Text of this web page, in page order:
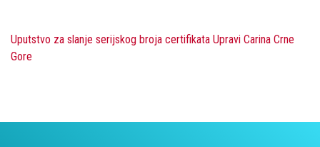
Uputstvo za slanje serijskog broja certifikata Upravi Carina Crne
Gore